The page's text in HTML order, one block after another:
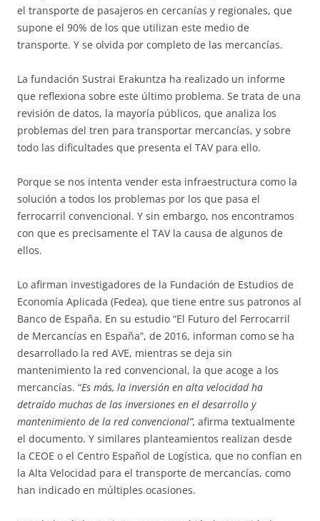
el transporte de pasajeros en cercanías y regionales, que
supone el 90% de los que utilizan este medio de
transporte. Y se olvida por completo de las mercancías.
La fundación Sustrai Erakuntza ha realizado un informe
que reflexiona sobre este último problema. Se trata de una
revisión de datos, la mayoría públicos, que analiza los
problemas del tren para transportar mercancías, y sobre
todo las dificultades que presenta el TAV para ello.
Porque se nos intenta vender esta infraestructura como la
solución a todos los problemas por los que pasa el
ferrocarril convencional. Y sin embargo, nos encontramos
con que es precisamente el TAV la causa de algunos de
ellos.
Lo afirman investigadores de la Fundación de Estudios de
Economía Aplicada (Fedea), que tiene entre sus patronos al
Banco de España. En su estudio “El Futuro del Ferrocarril
de Mercancías en España”, de 2016, informan como se ha
desarrollado la red AVE, mientras se deja sin
mantenimiento la red convencional, la que acoge a los
mercancías. “Es más, la inversión en alta velocidad ha
detraído muchas de las inversiones en el desarrollo y
mantenimiento de la red convencional”, afirma textualmente
el documento. Y similares planteamientos realizan desde
la CEOE o el Centro Español de Logística, que no confían en
la Alta Velocidad para el transporte de mercancías, como
han indicado en múltiples ocasiones.